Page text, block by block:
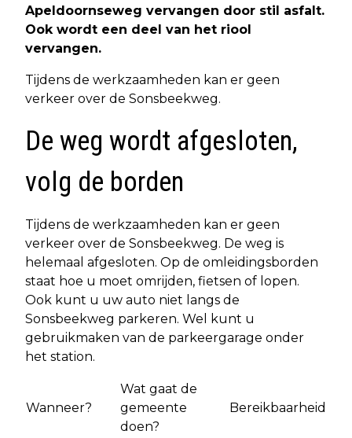
Apeldoornseweg vervangen door stil asfalt.
Ook wordt een deel van het riool
vervangen.
Tijdens de werkzaamheden kan er geen
verkeer over de Sonsbeekweg.
De weg wordt afgesloten,
volg de borden
Tijdens de werkzaamheden kan er geen
verkeer over de Sonsbeekweg. De weg is
helemaal afgesloten. Op de omleidingsborden
staat hoe u moet omrijden, fietsen of lopen.
Ook kunt u uw auto niet langs de
Sonsbeekweg parkeren. Wel kunt u
gebruikmaken van de parkeergarage onder
het station.
Wanneer?
Wat gaat de
gemeente
doen?
Bereikbaarheid